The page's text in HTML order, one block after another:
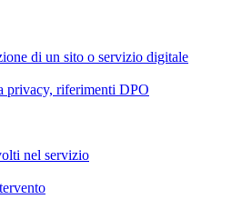
di un sito o servizio digitale
privacy, riferimenti DPO
nel servizio